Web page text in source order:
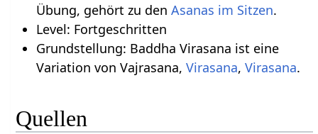
Übung, gehört zu den Asanas im Sitzen.
Level: Fortgeschritten
Grundstellung: Baddha Virasana ist eine
Variation von Vajrasana, Virasana, Virasana.
Quellen